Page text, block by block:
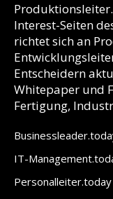
Interest-Seiten
richtet sich an
Entscheidern
Whitepaper und
Fertigung,
IT-
Personalleiter.today